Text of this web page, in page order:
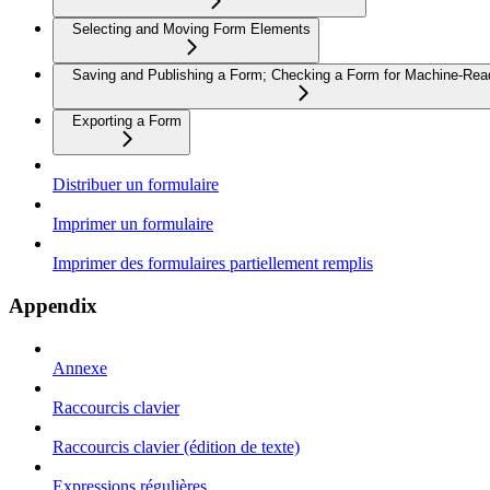
Selecting and Moving Form Elements
Saving and Publishing a Form; Checking a Form for Machine-
Exporting a Form
Distribuer un formulaire
Imprimer un formulaire
Imprimer des formulaires partiellement remplis
Appendix
Annexe
Raccourcis clavier
Raccourcis clavier (édition de texte)
Expressions régulières